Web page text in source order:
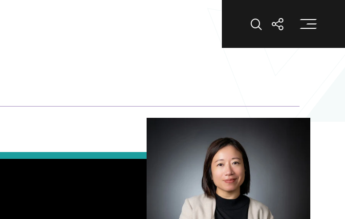
打開搜索打開分享打